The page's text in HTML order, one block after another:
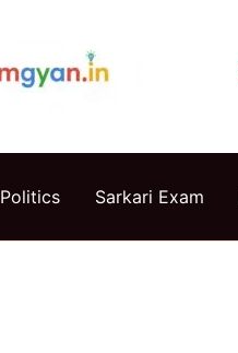
Politics Sarkari Exam